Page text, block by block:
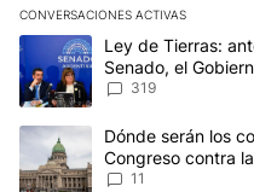
CONVERSACIONES ACTIVAS
Este listado muestra los
Un artículo de tendencia con
Ley de Tierras:
Senado, el
del proyecto
319
Un artículo de tendencia
Dónde serán los
Congreso contra
el transporte
11